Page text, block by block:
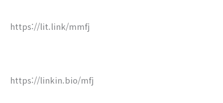
https://lit.link/mmfj
https://linkin.bio/mfj